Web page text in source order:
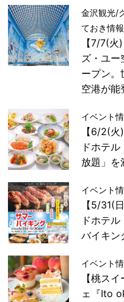
金沢観光/
ておき情報
【7/7(
ズ・ユー
ープン。
空港が能
イベント
【6/2(
ドホテ
放題」を
イベント
【5/31(
ドホテ
バイキン
イベント
【桃ス
ェ『Ito